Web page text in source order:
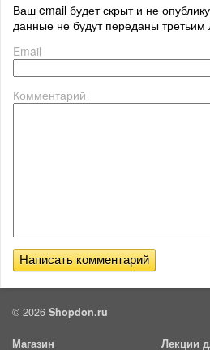
Ваш email будет скрыт и не
данные не будут переданы третьим
Email
Комментарий
© 2026 Shopdon.ru
Магазин Лекции